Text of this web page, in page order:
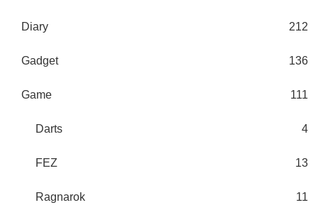
Diary 212
Gadget 136
Game 111
Darts 4
FEZ 13
Ragnarok 11